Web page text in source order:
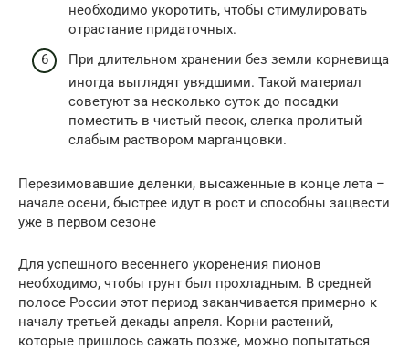
необходимо укоротить, чтобы стимулировать
отрастание придаточных.
При длительном хранении без земли корневища
иногда выглядят увядшими. Такой материал
советуют за несколько суток до посадки
поместить в чистый песок, слегка пролитый
слабым раствором марганцовки.
Перезимовавшие деленки, высаженные в конце лета –
начале осени, быстрее идут в рост и способны зацвести
уже в первом сезоне
Для успешного весеннего укоренения пионов
необходимо, чтобы грунт был прохладным. В средней
полосе России этот период заканчивается примерно к
началу третьей декады апреля. Корни растений,
которые пришлось сажать позже, можно попытаться